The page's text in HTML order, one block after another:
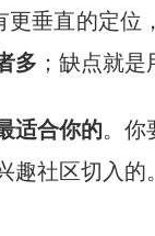
更垂直的定
多 ；缺点就
适合你的。你
趣社区切入的